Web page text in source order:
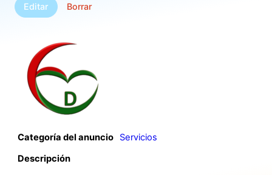
Editar Borrar
Categoría del anuncio
Servicios
Descripción